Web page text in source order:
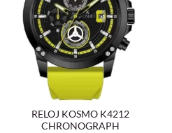
RELOJ KOSMO K4212
CHRONOGRAPH